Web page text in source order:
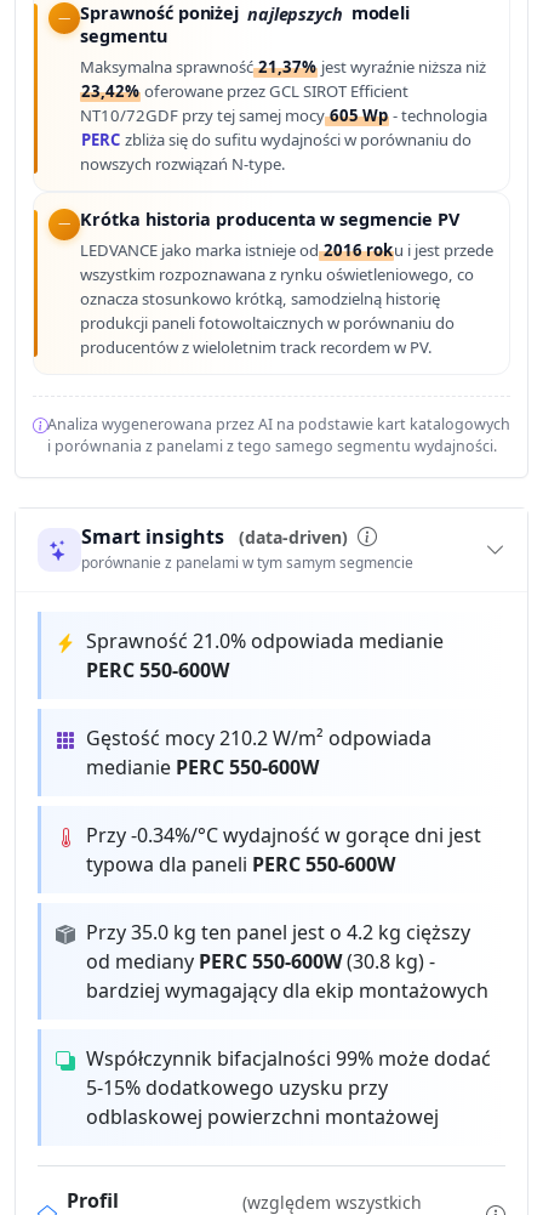
Sprawność poniżej najlepszych modeli
segmentu
Maksymalna sprawność21,37% jest wyraźnie niższa niż
23,42% oferowane przez GCL SIROT Efficient
NT10/72GDF przy tej samej mocy605 Wp - technologia
PERC zbliża się do sufitu wydajności w porównaniu do
nowszych rozwiązań N-type.
Krótka historia producenta w segmencie PV
LEDVANCE jako marka istnieje od2016 roku i jest przede
wszystkim rozpoznawana z rynku oświetleniowego, co
oznacza stosunkowo krótką, samodzielną historię
produkcji paneli fotowoltaicznych w porównaniu do
producentów z wieloletnim track recordem w PV.
Analiza wygenerowana przez AI na podstawie kart katalogowych
i porównania z panelami z tego samego segmentu wydajności.
Smart insights (data-driven)
porównanie z panelami w tym samym segmencie
Sprawność 21.0% odpowiada medianie
PERC 550-600W
Gęstość mocy 210.2 W/m² odpowiada
medianie PERC 550-600W
Przy -0.34%/°C wydajność w gorące dni jest
typowa dla paneli PERC 550-600W
Przy 35.0 kg ten panel jest o 4.2 kg cięższy
od mediany PERC 550-600W(30.8 kg) -
bardziej wymagający dla ekip montażowych
Współczynnik bifacjalności 99% może dodać
5-15% dodatkowego uzysku przy
odblaskowej powierzchni montażowej
Profil
(względem wszystkich